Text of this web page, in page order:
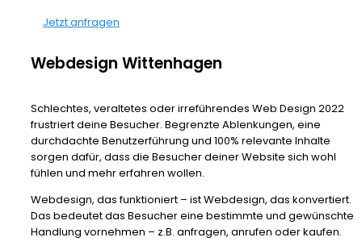
Jetzt anfragen
Webdesign Wittenhagen
Schlechtes, veraltetes oder irreführendes Web Design 2022
frustriert deine Besucher. Begrenzte Ablenkungen, eine
durchdachte Benutzerführung und 100% relevante Inhalte
sorgen dafür, dass die Besucher deiner Website sich wohl
fühlen und mehr erfahren wollen.
Webdesign, das funktioniert – ist Webdesign, das konvertiert.
Das bedeutet das Besucher eine bestimmte und gewünschte
Handlung vornehmen – z.B. anfragen, anrufen oder kaufen.